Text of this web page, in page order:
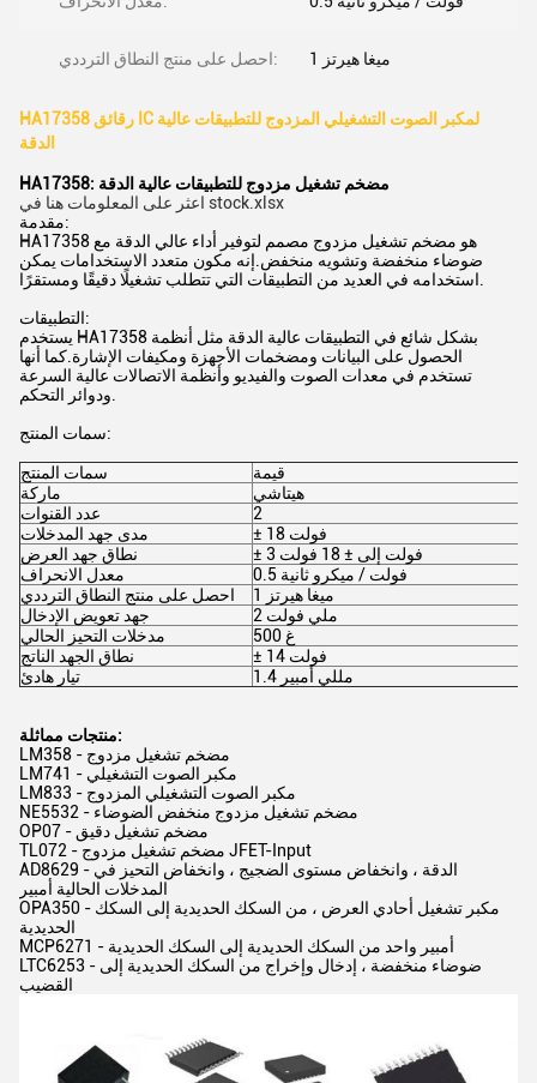
احصل على منتج النطاق الترددي: 1 ميغا هيرتز
HA17358 رقائق IC لمكبر الصوت التشغيلي المزدوج للتطبيقات عالية
الدقة
HA17358: مضخم تشغيل مزدوج للتطبيقات عالية الدقة
اعثر على المعلومات هنا في stock.xlsx
مقدمة:
HA17358 هو مضخم تشغيل مزدوج مصمم لتوفير أداء عالي الدقة مع
ضوضاء منخفضة وتشويه منخفض.إنه مكون متعدد الاستخدامات يمكن
استخدامه في العديد من التطبيقات التي تتطلب تشغيلًا دقيقًا ومستقرًا.
التطبيقات:
يستخدم HA17358 بشكل شائع في التطبيقات عالية الدقة مثل أنظمة
الحصول على البيانات ومضخمات الأجهزة ومكيفات الإشارة.كما أنها
تستخدم في معدات الصوت والفيديو وأنظمة الاتصالات عالية السرعة
ودوائر التحكم.
سمات المنتج:
سمات المنتج
قيمة
ماركة
هيتاشي
عدد القنوات
2
مدى جهد المدخلات
± 18 فولت
نطاق جهد العرض
± 3 فولت إلى ± 18 فولت
معدل الانحراف
0.5 فولت / ميكرو ثانية
احصل على منتج النطاق الترددي
1 ميغا هيرتز
جهد تعويض الإدخال
2 ملي فولت
مدخلات التحيز الحالي
500 غ
نطاق الجهد الناتج
± 14 فولت
تيار هادئ
1.4 مللي أمبير
منتجات مماثلة:
LM358 - مضخم تشغيل مزدوج
LM741 - مكبر الصوت التشغيلي
LM833 - مكبر الصوت التشغيلي المزدوج
NE5532 - مضخم تشغيل مزدوج منخفض الضوضاء
OP07 - مضخم تشغيل دقيق
TL072 - مضخم تشغيل مزدوج JFET-Input
AD8629 - الدقة ، وانخفاض مستوى الضجيج ، وانخفاض التحيز في
المدخلات الحالية أمبير
OPA350 - مكبر تشغيل أحادي العرض ، من السكك الحديدية إلى السكك
الحديدية
MCP6271 - أمبير واحد من السكك الحديدية إلى السكك الحديدية
LTC6253 - ضوضاء منخفضة ، إدخال وإخراج من السكك الحديدية إلى
القضيب